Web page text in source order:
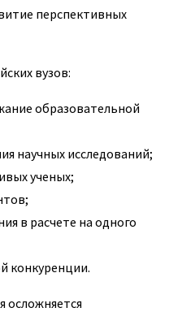
перспективных
вузов:
образовательной
научных исследований;
ученых;
в расчете на одного
конкуренции.
осложняется